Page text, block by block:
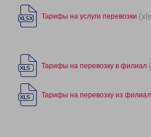
Тарифы на услуги перевозки
Тарифы на перевозку в филиал
Тарифы на перевозку из